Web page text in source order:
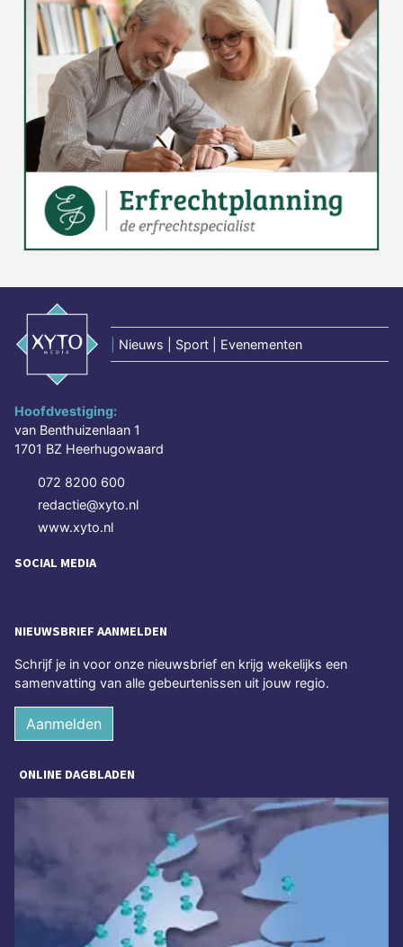
Nieuws | Sport | Evenementen
Hoofdvestiging:
van Benthuizenlaan 1
1701 BZ Heerhugowaard
072 8200 600
redactie@xyto.nl
www.xyto.nl
SOCIAL MEDIA
NIEUWSBRIEF AANMELDEN
Schrijf je in voor onze nieuwsbrief en krijg wekelijks een
samenvatting van alle gebeurtenissen uit jouw regio.
Aanmelden
ONLINE DAGBLADEN